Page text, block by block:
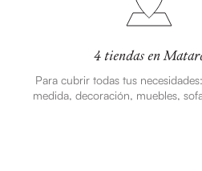
4 tiendas en
Para cubrir todas tus
medida, decoración, muebles,